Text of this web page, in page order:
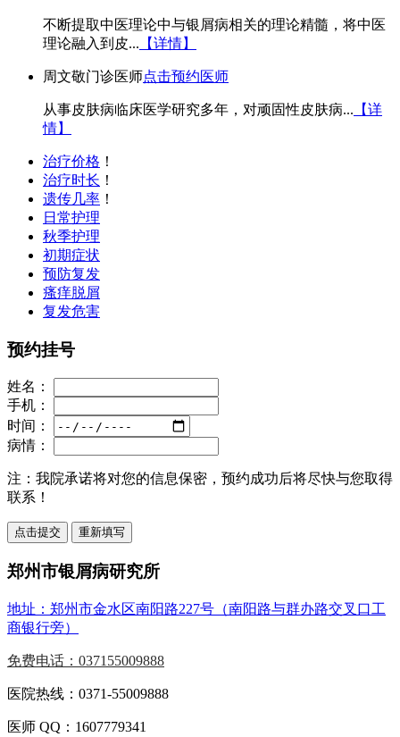
不断提取中医理论中与银屑病相关的理论精髓，将中医
理论融入到皮... 【详情】
周文敬门诊医师点击预约医师
从事皮肤病临床医学研究多年，对顽固性皮肤病... 【详
情】
治疗价格 ！
治疗时长 ！
遗传几率 ！
日常护理
秋季护理
初期症状
预防复发
瘙痒脱屑
复发危害
预约挂号
姓名：
手机：
时间：
病情：
注： 我院承诺将对您的信息保密，预约成功后将尽快与您取得
联系！
郑州市银屑病研究所
地址：郑州市金水区南阳路227号（南阳路与群办路交叉口工
商银行旁）
免费电话：037155009888
医院热线：0371-55009888
医师 QQ：1607779341